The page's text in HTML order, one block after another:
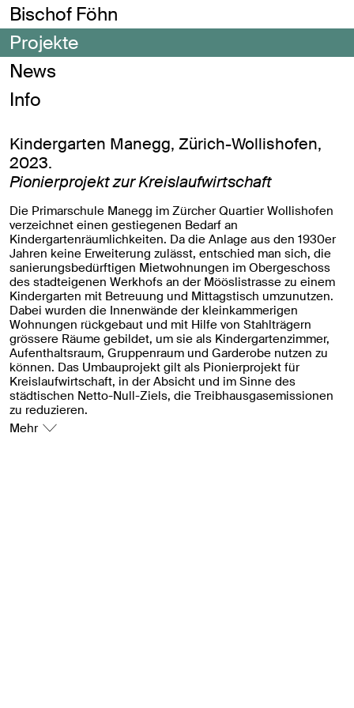
Bischof Föhn
Projekte
News
Info
Kindergarten Manegg, Zürich-Wollishofen,
2023.
Pionierprojekt zur Kreislaufwirtschaft
Die Primarschule Manegg im Zürcher Quartier Wollishofen
verzeichnet einen gestiegenen Bedarf an
Kindergartenräumlichkeiten. Da die Anlage aus den 1930er
Jahren keine Erweiterung zulässt, entschied man sich, die
sanierungsbedürftigen Mietwohnungen im Obergeschoss
des stadteigenen Werkhofs an der Mööslistrasse zu einem
Kindergarten mit Betreuung und Mittagstisch umzunutzen.
Dabei wurden die Innenwände der kleinkammerigen
Wohnungen rückgebaut und mit Hilfe von Stahlträgern
grössere Räume gebildet, um sie als Kindergartenzimmer,
Aufenthaltsraum, Gruppenraum und Garderobe nutzen zu
können. Das Umbauprojekt gilt als Pionierprojekt für
Kreislaufwirtschaft, in der Absicht und im Sinne des
städtischen Netto-Null-Ziels, die Treibhausgasemissionen
zu reduzieren.
Mehr